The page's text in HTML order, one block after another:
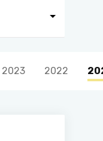
2023 2022